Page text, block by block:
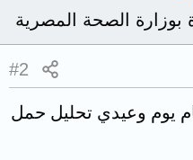
الصحة المصرية
#2
يوم وعيدي تحليل حمل